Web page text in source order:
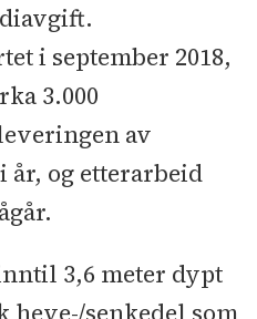
Brødrene
byggeleder,
HR Prosjekt
i september 2018,
3.000
av
og etterarbeid
3,6 meter dypt
heve-/senkedel som